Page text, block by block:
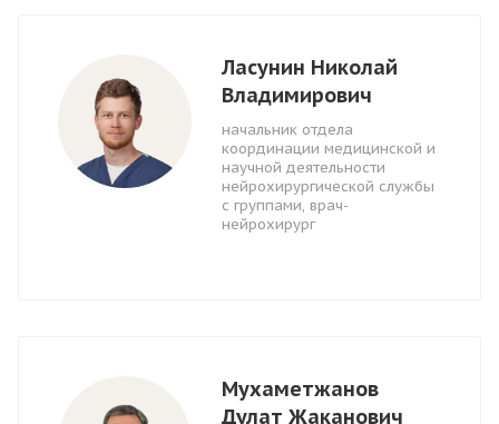
Ласунин Николай
Владимирович
начальник отдела
координации медицинской и
научной деятельности
нейрохирургической службы
с группами, врач-
нейрохирург
Мухаметжанов
Дулат Жаканович